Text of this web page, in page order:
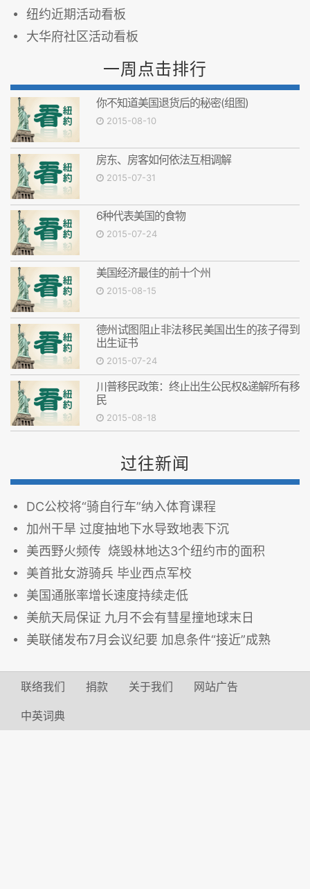
纽约近期活动看板
大华府社区活动看板
一周点击排行
你不知道美国退货后的秘密(组图)
2015-08-10
房东、房客如何依法互相调解
2015-07-31
6种代表美国的食物
2015-07-24
美国经济最佳的前十个州
2015-08-15
德州试图阻止非法移民美国出生的孩子得到
出生证书
2015-07-24
川普移民政策：终止出生公民权&递解所有移
民
2015-08-18
过往新闻
DC公校将“骑自行车”纳入体育课程
加州干旱 过度抽地下水导致地表下沉
美西野火频传 烧毁林地达3个纽约市的面积
美首批女游骑兵 毕业西点军校
美国通胀率增长速度持续走低
美航天局保证 九月不会有彗星撞地球末日
美联储发布7月会议纪要 加息条件“接近”成熟
联络我们 捐款 关于我们 网站广告
中英词典